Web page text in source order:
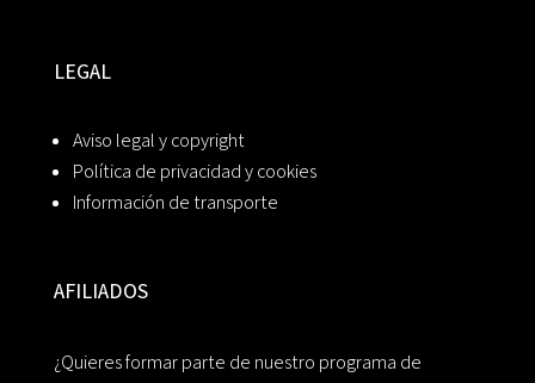
LEGAL
Aviso legal y copyright
Política de privacidad y cookies
Información de transporte
AFILIADOS
¿Quieres formar parte de nuestro programa de